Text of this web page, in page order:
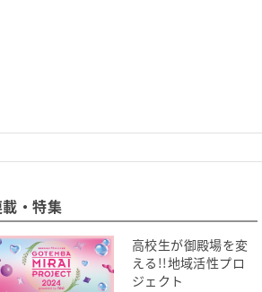
・特集
高校生が御殿場を変
える!!地域活性プロ
ジェクト